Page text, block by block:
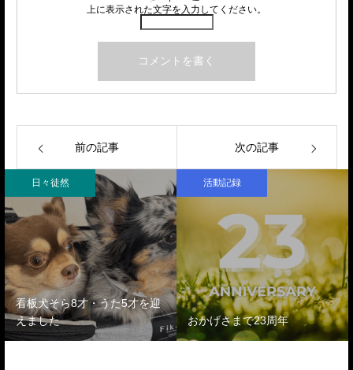
上に表示された文字を入力してください。
前の記事 次の記事
日々徒然
看板犬そら8才・うた5才を迎
えました
活動記録
おかげさまで23周年